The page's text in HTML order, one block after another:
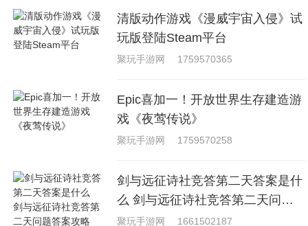
清版动作游戏《漫威宇宙入侵》试
玩版登陆Steam平台
聚玩手游网 1759570365
Epic喜加一！开放世界生存建造游
戏《夜莺传说》
聚玩手游网 1759570258
剑与远征诗社竞答第二天答案是什
么 剑与远征诗社竞答第二天问题
答案攻略
聚玩手游网 1661502187